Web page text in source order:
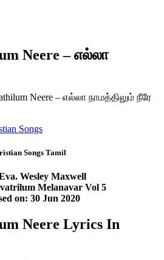
Neere – எல்லா
Neere – எல்லா நாமத்திலும் நீரே
Songs
Songs Tamil
Wesley Maxwell
Melanavar Vol 5
on: 30 Jun 2020
Neere Lyrics In